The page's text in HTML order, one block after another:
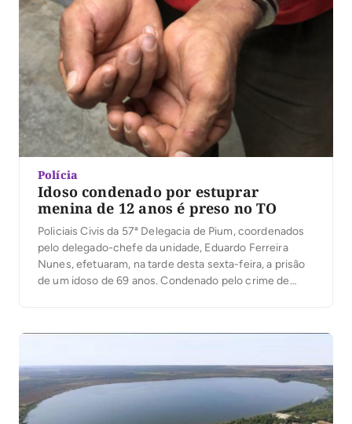
Polícia
Idoso condenado por estuprar
menina de 12 anos é preso no TO
Policiais Civis da 57ª Delegacia de Pium, coordenados
pelo delegado-chefe da unidade, Eduardo Ferreira
Nunes, efetuaram, na tarde desta sexta-feira, a prisão
de um idoso de 69 anos. Condenado pelo crime de
preventiva, expedido pela Vara Criminal da Comarca de